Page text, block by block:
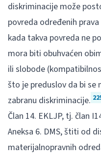
diskriminacije može
povreda određenih
kada takva povreda ne
mora biti obuhvaćen
ili slobode
što je preduslov da bi se
zabranu diskriminacije.
Član 14. EKLJP, tj. član
Aneksa 6. DMS, štiti od
materijalnopravnih